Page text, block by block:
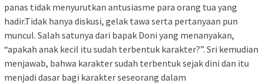
panas tidak menyurutkan antusiasme para orang tua yang
hadir.Tidak hanya diskusi, gelak tawa serta pertanyaan pun
muncul. Salah satunya dari bapak Doni yang menanyakan,
“apakah anak kecil itu sudah terbentuk karakter?”. Sri kemudian
menjawab, bahwa karakter sudah terbentuk sejak dini dan itu
menjadi dasar bagi karakter seseorang dalam